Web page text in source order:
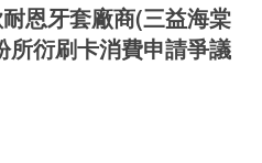
恩牙套廠商(三益海棠
所衍刷卡消費申請爭議